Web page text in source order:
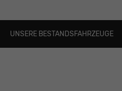
UNSERE BESTANDSFAHRZEUGE